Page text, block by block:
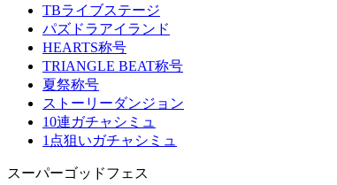
TBライブステージ
パズドラアイランド
HEARTS称号
TRIANGLE BEAT称号
夏祭称号
ストーリーダンジョン
10連ガチャシミュ
1点狙いガチャシミュ
スーパーゴッドフェス